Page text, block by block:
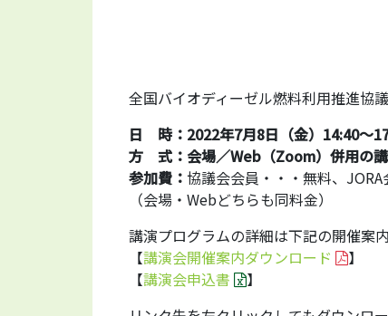
全国バイオディーゼル燃料利用推進協
日 時： 2022年7月8日（金） 14:40～
方 式：会場／Web（Zoom）併用の
参加費： 協議会会員・・・無料、
（会場・Webどちらも同料金）
講演プログラムの詳細は下記の開催案
【講演会開催案内ダウンロード
】
【講演会申込書
】